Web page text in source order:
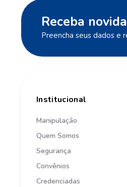
Receba
Preencha seus dados e
Institucional
Manipulação
Quem Somos
Segurança
Convênios
Credenciadas